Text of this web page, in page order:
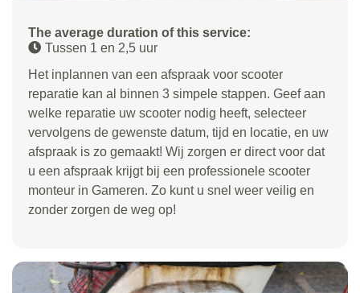
The average duration of this service:
Tussen 1 en 2,5 uur
Het inplannen van een afspraak voor scooter
reparatie kan al binnen 3 simpele stappen. Geef aan
welke reparatie uw scooter nodig heeft, selecteer
vervolgens de gewenste datum, tijd en locatie, en uw
afspraak is zo gemaakt! Wij zorgen er direct voor dat
u een afspraak krijgt bij een professionele scooter
monteur in Gameren. Zo kunt u snel weer veilig en
zonder zorgen de weg op!